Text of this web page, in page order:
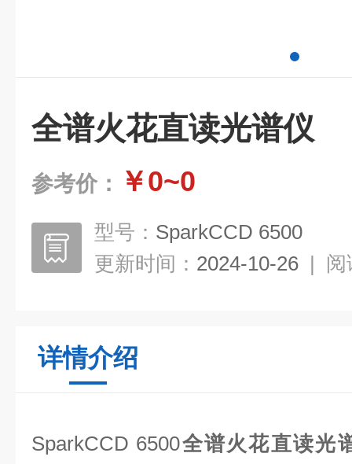
全谱火花直读光谱仪
参考价： ￥0~0
型号： SparkCCD 6500
更新时间： 2024-10-26 | 阅
详情介绍
SparkCCD 6500全谱火花直读光